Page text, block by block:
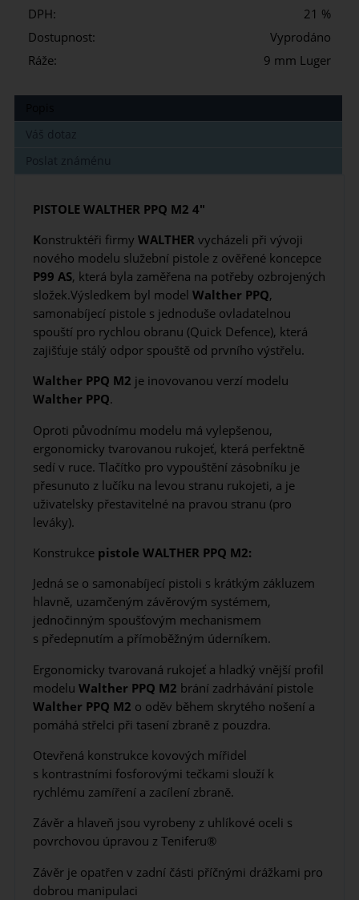
DPH:
21 %
Dostupnost:
Vyprodáno
Ráže:
9 mm Luger
Váš dotaz
Poslat známénu
PISTOLE WALTHER PPQ M2 4"
Konstruktéři firmy WALTHERvycházeli při vývoji
nového modelu služební pistole z ověřené koncepce
P99 AS, která byla zaměřena na potřeby ozbrojených
složek.Výsledkem byl model Walther PPQ,
samonabíjecí pistole s jednoduše ovladatelnou
spouští pro rychlou obranu (Quick Defence), která
zajišťuje stálý odpor spouště od prvního výstřelu.
Walther PPQ M2 je inovovanou verzí modelu
Walther PPQ.
Oproti původnímu modelu má vylepšenou,
ergonomicky tvarovanou rukojeť, která perfektně
sedí v ruce. Tlačítko pro vypouštění zásobníku je
přesunuto z lučíku na levou stranu rukojeti, a je
uživatelsky přestavitelné na pravou stranu (pro
leváky).
Konstrukcepistole WALTHER PPQ M2:
Jedná se o samonabíjecí pistoli s krátkým zákluzem
hlavně, uzamčeným závěrovým systémem,
jednočinným spoušťovým mechanismem
s předepnutím a přímoběžným úderníkem.
Ergonomicky tvarovaná rukojeť a hladký vnější profil
modelu Walther PPQ M2 brání zadrhávání pistole
Walther PPQ M2 o oděv během skrytého nošení a
pomáhá střelci při tasení zbraně z pouzdra.
Otevřená konstrukce kovových mířidel
s kontrastními fosforovými tečkami slouží k
rychlému zamíření a zacílení zbraně.
Závěr a hlaveň jsou vyrobeny z uhlíkové oceli s
povrchovou úpravou z Teniferu®
Závěr je opatřen v zadní části příčnými drážkami pro
dobrou manipulaci